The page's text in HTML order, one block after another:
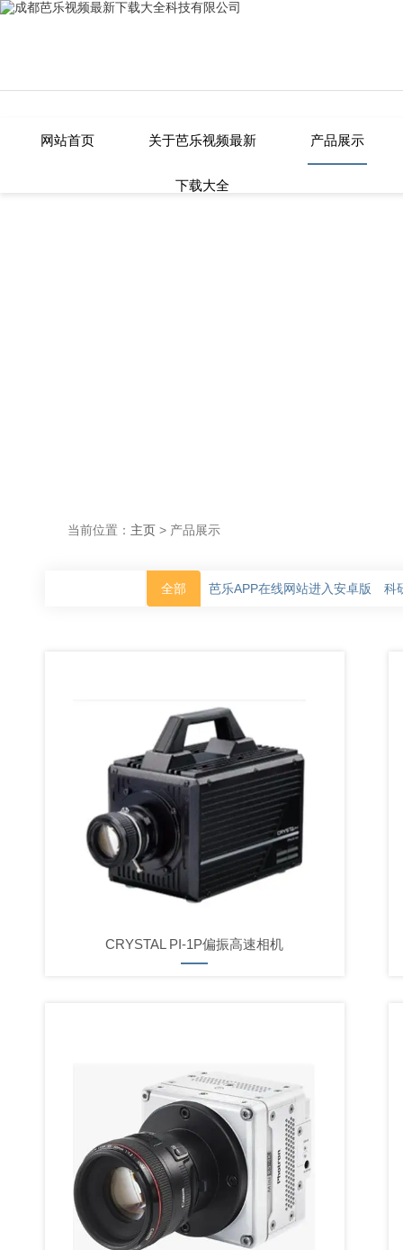
芭乐视频最新下载大全,芭乐APP在
网站首页 关于芭乐视频最新
下载大全
产品展示
当前位置： 主页 > 产品展示
全部 芭乐APP在线网站进入安卓版 科
CRYSTAL PI-1P偏振高速相机